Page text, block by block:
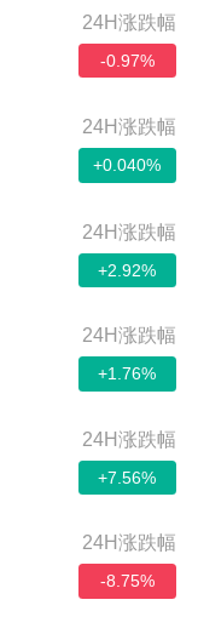
24H涨跌幅
-0.97%
24H涨跌幅
+0.040%
24H涨跌幅
+2.92%
24H涨跌幅
+1.76%
24H涨跌幅
+7.56%
24H涨跌幅
-8.75%